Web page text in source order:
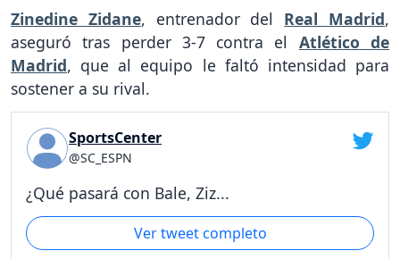
Zinedine Zidane, entrenador del Real Madrid,
aseguró tras perder 3-7 contra el Atlético de
Madrid, que al equipo le faltó intensidad para
sostener a su rival.
SportsCenter
@SC_ESPN
¿Qué pasará con Bale, Ziz...
Ver tweet completo